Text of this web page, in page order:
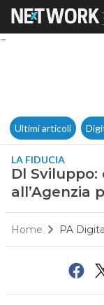
Ultimi articoli
LA FIDUCIA
Dl Sviluppo:
all’Agenzia
Home PA